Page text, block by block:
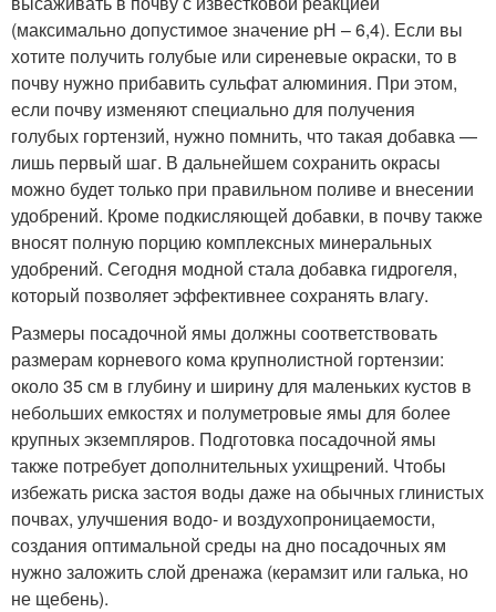
(максимально допустимое значение рН – 6,4). Если вы
хотите получить голубые или сиреневые окраски, то в
почву нужно прибавить сульфат алюминия. При этом,
если почву изменяют специально для получения
голубых гортензий, нужно помнить, что такая добавка —
лишь первый шаг. В дальнейшем сохранить окрасы
можно будет только при правильном поливе и внесении
удобрений. Кроме подкисляющей добавки, в почву также
вносят полную порцию комплексных минеральных
удобрений. Сегодня модной стала добавка гидрогеля,
который позволяет эффективнее сохранять влагу.
Размеры посадочной ямы должны соответствовать
размерам корневого кома крупнолистной гортензии:
около 35 см в глубину и ширину для маленьких кустов в
небольших емкостях и полуметровые ямы для более
крупных экземпляров. Подготовка посадочной ямы
также потребует дополнительных ухищрений. Чтобы
избежать риска застоя воды даже на обычных глинистых
почвах, улучшения водо- и воздухопроницаемости,
создания оптимальной среды на дно посадочных ям
нужно заложить слой дренажа (керамзит или галька, но
не щебень).